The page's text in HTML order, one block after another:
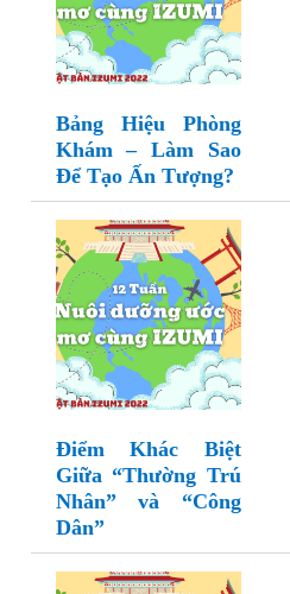
Bảng Hiệu Phòng
Khám – Làm Sao
Để Tạo Ấn Tượng?
Điểm Khác Biệt
Giữa “Thường Trú
Nhân” và “Công
Dân”